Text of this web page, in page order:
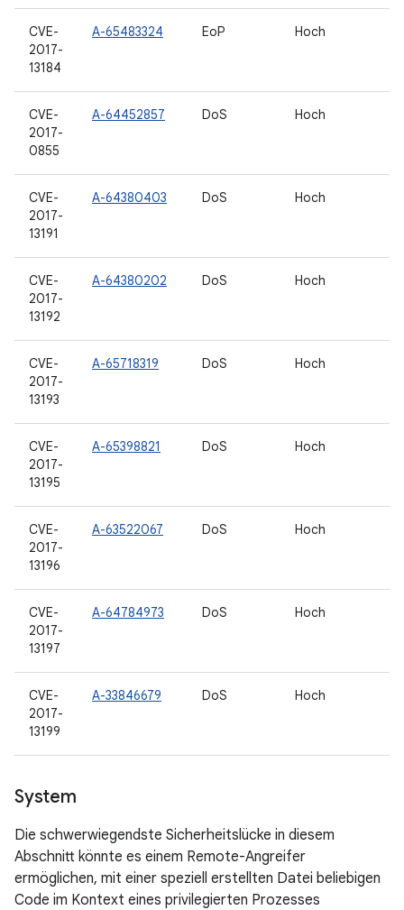
CVE-
2017-
13184
A-65483324 EoP Hoch
CVE-
2017-
0855
A-64452857 DoS Hoch
CVE-
2017-
13191
A-64380403 DoS Hoch
CVE-
2017-
13192
A-64380202 DoS Hoch
CVE-
2017-
13193
A-65718319 DoS Hoch
CVE-
2017-
13195
A-65398821 DoS Hoch
CVE-
2017-
13196
A-63522067 DoS Hoch
CVE-
2017-
13197
A-64784973 DoS Hoch
CVE-
2017-
13199
A-33846679 DoS Hoch
System
Die schwerwiegendste Sicherheitslücke in diesem
Abschnitt könnte es einem Remote-Angreifer
ermöglichen, mit einer speziell erstellten Datei beliebigen
Code im Kontext eines privilegierten Prozesses